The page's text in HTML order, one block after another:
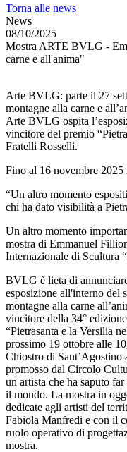
Torna alle news
News
08/10/2025
Mostra ARTE BVLG -
carne e all'anima"
Arte BVLG: parte il 27
montagne alla carne e
Arte BVLG ospita
vincitore del premio
Fratelli Rosselli.
Fino al 16 novembre
“Un altro momento
chi ha dato visibilità a
Un altro momento
mostra di Emmanuel
Internazionale di Scultura
BVLG è lieta di
esposizione all'interno
montagne alla carne
vincitore della 34°
“Pietrasanta e la Versilia
prossimo 19 ottobre alle
Chiostro di Sant’Agostino
promosso dal Circolo
un artista che ha saputo
il mondo. La mostra in
dedicate agli artisti del
Fabiola Manfredi e con il
ruolo operativo di
mostra.